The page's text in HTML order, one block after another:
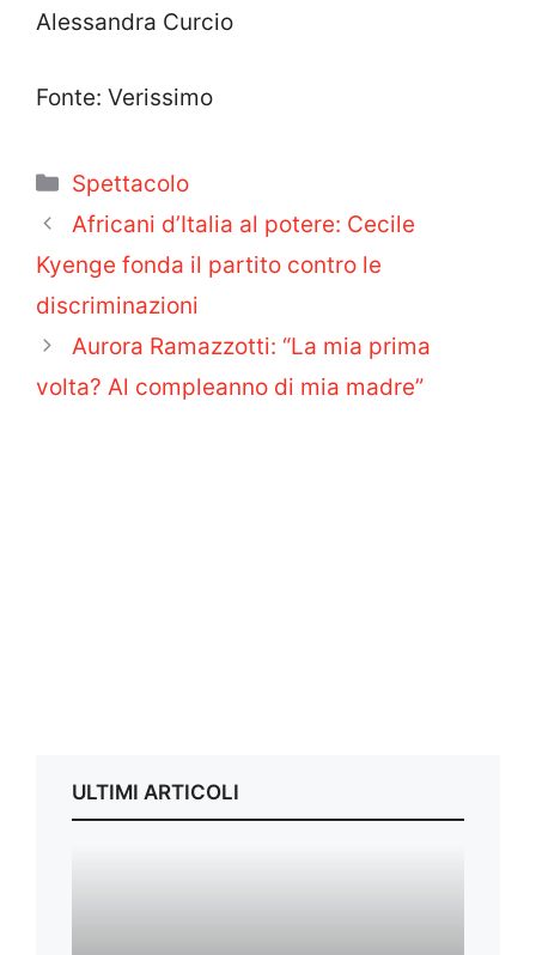
Alessandra Curcio
Fonte: Verissimo
Categorie
Spettacolo
Africani d’Italia al potere: Cecile
Kyenge fonda il partito contro le
discriminazioni
Aurora Ramazzotti: “La mia prima
volta? Al compleanno di mia madre”
ULTIMI ARTICOLI